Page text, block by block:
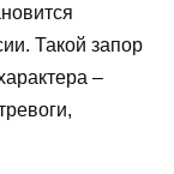
Такой запор
–